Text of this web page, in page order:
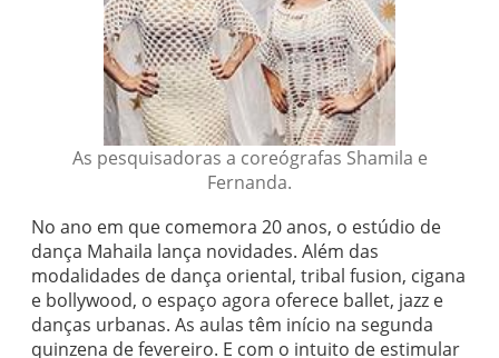
As pesquisadoras a coreógrafas Shamila e
Fernanda.
No ano em que comemora 20 anos, o estúdio de
dança Mahaila lança novidades. Além das
modalidades de dança oriental, tribal fusion, cigana
e bollywood, o espaço agora oferece ballet, jazz e
danças urbanas. As aulas têm início na segunda
quinzena de fevereiro. E com o intuito de estimular